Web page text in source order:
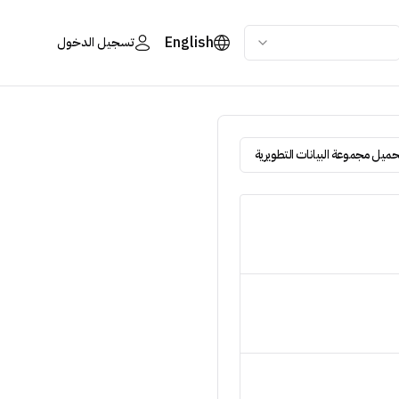
English تسجيل الدخول
مجموعة البيانات التطويرية